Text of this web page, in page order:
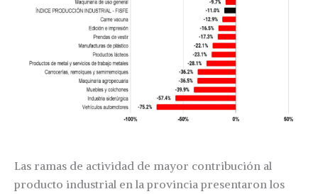
Las ramas de actividad de mayor contribución al
producto industrial en la provincia presentaron los